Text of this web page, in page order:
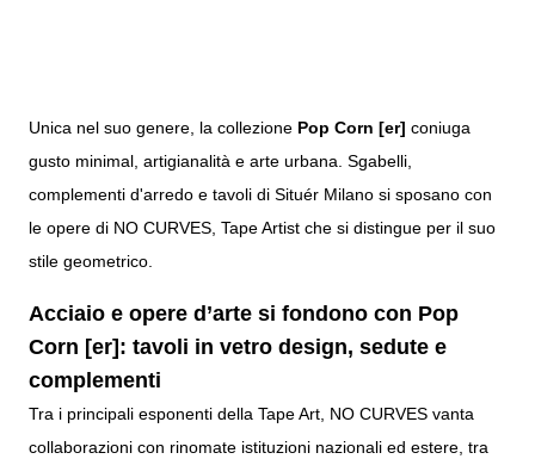
Unica nel suo genere, la collezione Pop Corn [er] coniuga
gusto minimal, artigianalità e arte urbana. Sgabelli,
complementi d'arredo e tavoli di Situér Milano si sposano con
le opere di NO CURVES, Tape Artist che si distingue per il suo
stile geometrico.
Acciaio e opere d’arte si fondono con Pop
Corn [er]: tavoli in vetro design, sedute e
complementi
Tra i principali esponenti della Tape Art, NO CURVES vanta
collaborazioni con rinomate istituzioni nazionali ed estere, tra